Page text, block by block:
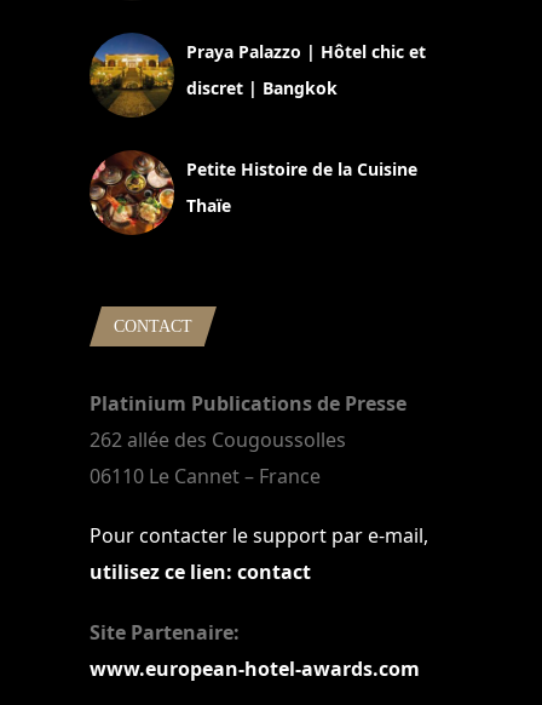
Praya Palazzo | Hôtel chic et
discret | Bangkok
Petite Histoire de la Cuisine
Thaïe
CONTACT
Platinium Publications de Presse
262 allée des Cougoussolles
06110 Le Cannet – France
Pour contacter le support par e-mail,
utilisez ce lien: contact
Site Partenaire:
www.european-hotel-awards.com